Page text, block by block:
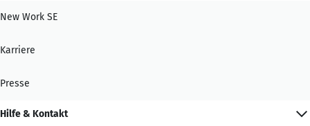
New Work SE
Karriere
Presse
Hilfe & Kontakt